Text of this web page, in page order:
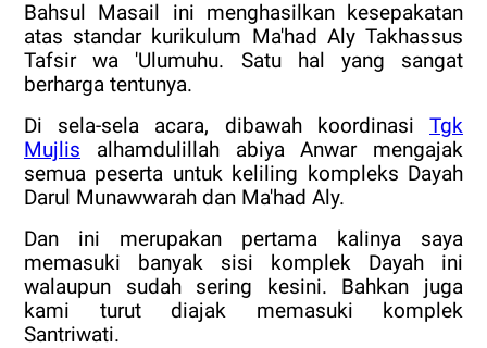
Bahsul Masail ini menghasilkan kesepakatan
atas standar kurikulum Ma'had Aly Takhassus
Tafsir wa 'Ulumuhu. Satu hal yang sangat
berharga tentunya.
Di sela-sela acara, dibawah koordinasi Tgk
Mujlis alhamdulillah abiya Anwar mengajak
semua peserta untuk keliling kompleks Dayah
Darul Munawwarah dan Ma'had Aly.
Dan ini merupakan pertama kalinya saya
memasuki banyak sisi komplek Dayah ini
walaupun sudah sering kesini. Bahkan juga
kami turut diajak memasuki komplek
Santriwati.